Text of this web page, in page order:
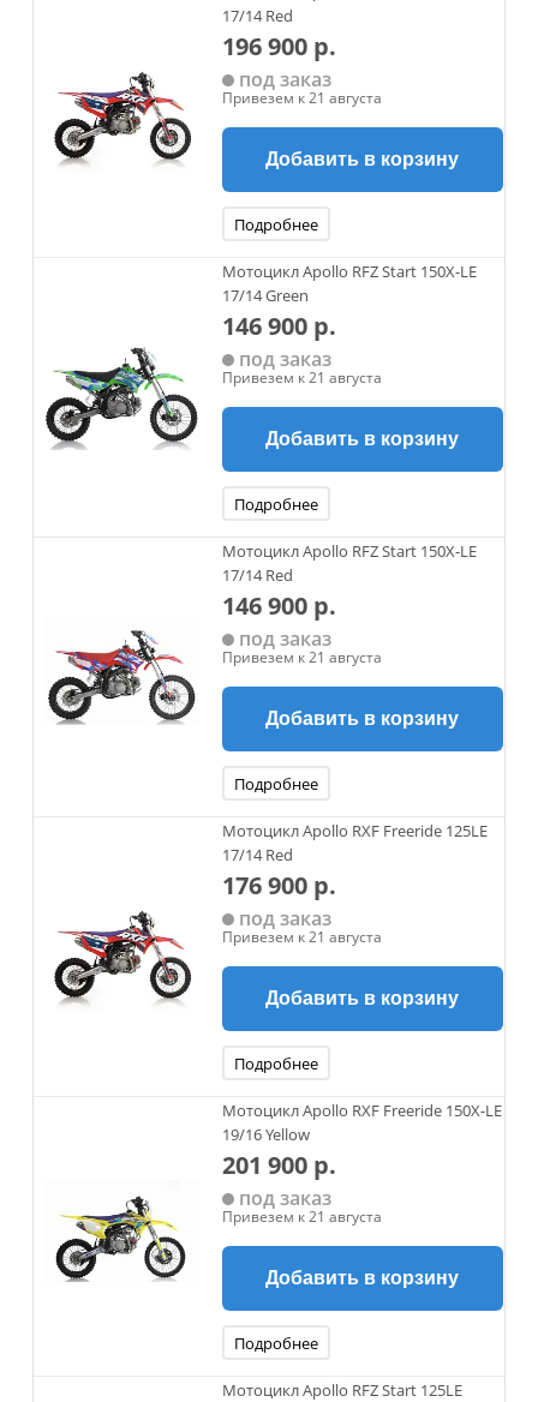
17/14 Red
196 900 р.
под заказ
Привезем к 21 августа
Добавить в корзину
Подробнее
Мотоцикл Apollo RFZ Start 150X-LE
17/14 Green
146 900 р.
под заказ
Привезем к 21 августа
Добавить в корзину
Подробнее
Мотоцикл Apollo RFZ Start 150X-LE
17/14 Red
146 900 р.
под заказ
Привезем к 21 августа
Добавить в корзину
Подробнее
Мотоцикл Apollo RXF Freeride 125LE
17/14 Red
176 900 р.
под заказ
Привезем к 21 августа
Добавить в корзину
Подробнее
Мотоцикл Apollo RXF Freeride 150X-LE
19/16 Yellow
201 900 р.
под заказ
Привезем к 21 августа
Добавить в корзину
Подробнее
Мотоцикл Apollo RFZ Start 125LE